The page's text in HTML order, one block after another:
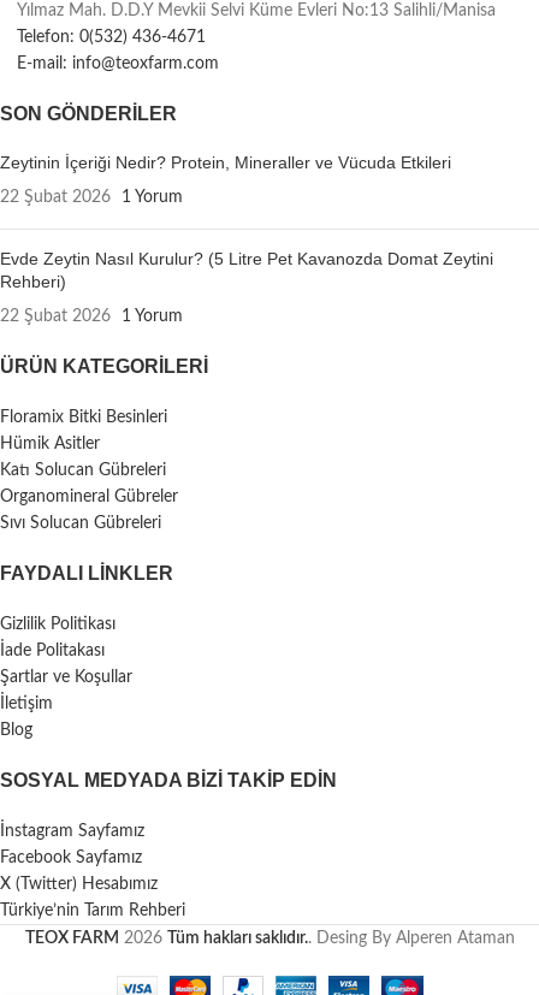
Yılmaz Mah. D.D.Y Mevkii Selvi Küme Evleri No:13 Salihli/Manisa
Telefon: 0(532) 436-4671
E-mail: info@teoxfarm.com
SON GÖNDERILER
Zeytinin İçeriği Nedir? Protein, Mineraller ve Vücuda Etkileri
22 Şubat 2026 1 Yorum
Evde Zeytin Nasıl Kurulur? (5 Litre Pet Kavanozda Domat Zeytini
Rehberi)
22 Şubat 2026 1 Yorum
ÜRÜN KATEGORILERI
Floramix Bitki Besinleri
Hümik Asitler
Katı Solucan Gübreleri
Organomineral Gübreler
Sıvı Solucan Gübreleri
FAYDALI LİNKLER
Gizlilik Politikası
İade Politakası
Şartlar ve Koşullar
İletişim
Blog
SOSYAL MEDYADA BIZI TAKIP EDIN
İnstagram Sayfamız
Facebook Sayfamız
X (Twitter) Hesabımız
Türkiye’nin Tarım Rehberi
TEOX FARM 2026 Tüm hakları saklıdır.. Desing By Alperen Ataman